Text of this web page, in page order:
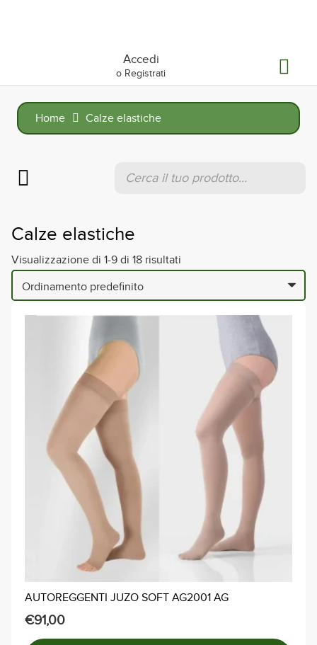
Accedi
o Registrati
Home Calze elastiche
Calze elastiche
Visualizzazione di 1-9 di 18 risultati
AUTOREGGENTI JUZO SOFT AG2001 AG
€91,00
search